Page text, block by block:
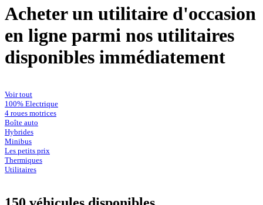
Acheter un utilitaire d'occasion
en ligne parmi nos utilitaires
disponibles immédiatement
Voir tout
100% Electrique
4 roues motrices
Boîte auto
Hybrides
Minibus
Les petits prix
Thermiques
Utilitaires